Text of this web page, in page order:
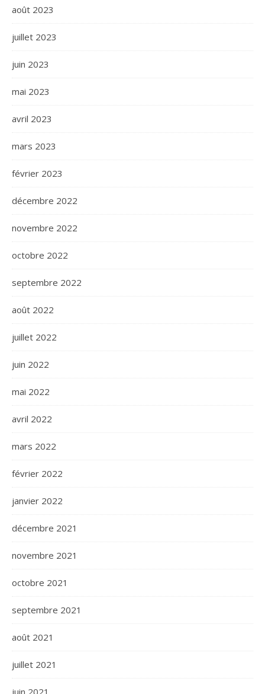
août 2023
juillet 2023
juin 2023
mai 2023
avril 2023
mars 2023
février 2023
décembre 2022
novembre 2022
octobre 2022
septembre 2022
août 2022
juillet 2022
juin 2022
mai 2022
avril 2022
mars 2022
février 2022
janvier 2022
décembre 2021
novembre 2021
octobre 2021
septembre 2021
août 2021
juillet 2021
juin 2021